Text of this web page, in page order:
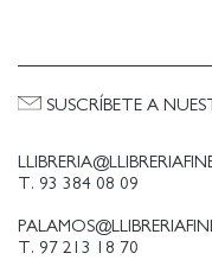
T. 93 384 08 09
T. 97 213 18 70
SUSCRÍBETE A